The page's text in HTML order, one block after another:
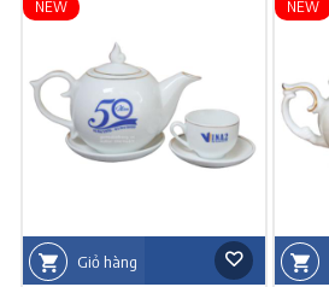
Giỏ hàng
NEW NEW